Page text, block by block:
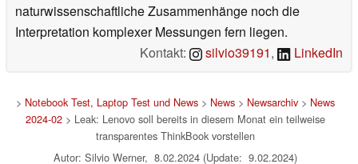
naturwissenschaftliche Zusammenhänge noch die
Interpretation komplexer Messungen fern liegen.
Kontakt:
silvio39191, LinkedIn
> Notebook Test, Laptop Test und News> News> Newsarchiv> News
2024-02> Leak: Lenovo soll bereits in diesem Monat ein teilweise
transparentes ThinkBook vorstellen
Autor: Silvio Werner, 8.02.2024 (Update: 9.02.2024)